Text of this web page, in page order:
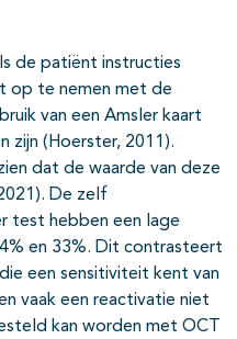
de patiënt instructies
op te nemen met de
van een Amsler kaart
zijn (Hoerster, 2011).
dat de waarde van deze
De zelf
test hebben een lage
en 33%. Dit contrasteert
een sensitiviteit kent van
vaak een reactivatie niet
kan worden met OCT